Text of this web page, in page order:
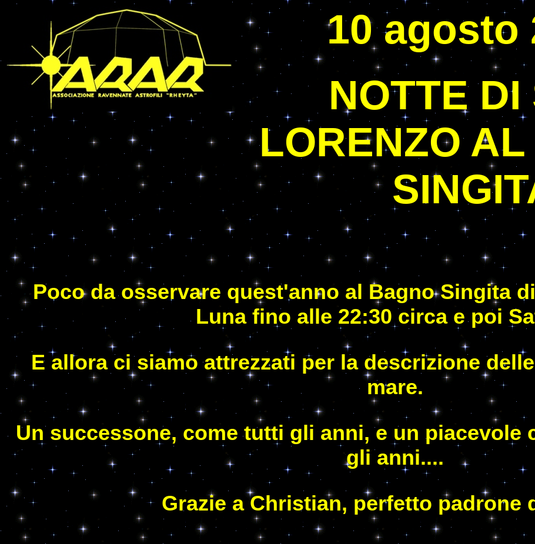
10 agosto
NOTTE DI
LORENZO
Poco da osservare quest'anno al Bagno Singita
Luna fino alle 22:30 circa e poi
E allora ci siamo attrezzati per la descrizione
mare.
Un successone, come tutti gli anni, e un piacevole
gli anni....
Grazie a Christian, perfetto padrone